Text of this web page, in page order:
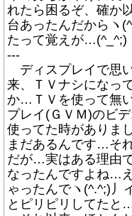
れたら困るぞ、確か
台あったんだからヽ
たって覚えが…(^_^;)
---
ディスプレイで思
来、ＴＶナシになっ
か…ＴＶを使って無
プレイ(ＧＶＭ)のビ
使ってた時がありま
まだあるんです…そ
だが…実はある理由
なったんですよね…
ゃったんでヽ(^.^;)丿
とピリピリしてたと